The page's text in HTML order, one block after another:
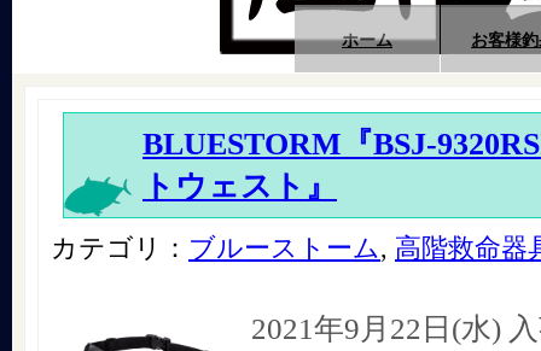
ホーム お客様
BLUESTORM『BSJ-
トウェスト』
カテゴリ： ブルーストーム, 高階救命器
2021年9月22日(水)